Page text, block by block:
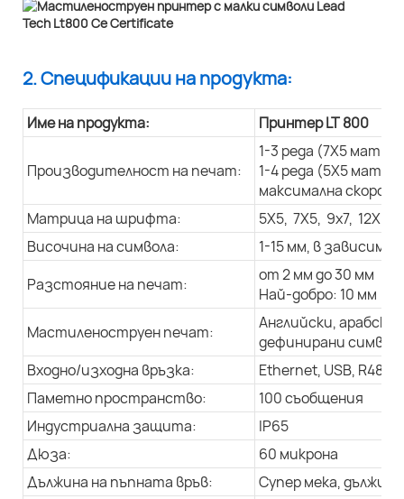
2. Спецификации на продукта:
Име на продукта: Принтер LT 800
Производителност на печат:
1-3 реда (7X5
1-4 реда (5X5
максимална
Матрица на шрифта:
5X5, 7X5, 9x7, 12X9,
Височина на символа:
1-15 мм, в
Разстояние на печат:
от 2 мм до 30 мм
Най-добро: 10 мм
Мастиленоструен печат:
Английски,
дефинирани
Входно/изходна връзка:
Ethernet, USB, R485
Паметно пространство:
100 съобщения
Индустриална защита:
IP65
Дюза:
60 микрона
Дължина на пъпната връв:
Супер мека,